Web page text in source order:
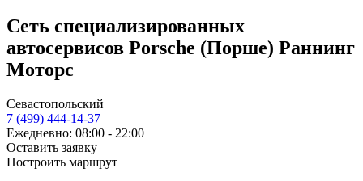
Сеть специализированных
автосервисов Porsche (Порше) Раннинг
Моторс
Севастопольский
7 (499) 444-14-37
Ежедневно: 08:00 - 22:00
Оставить заявку
Построить маршрут